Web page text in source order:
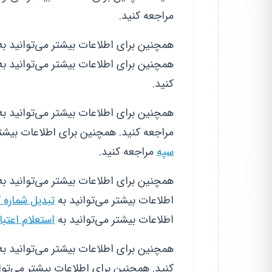
مراجعه کنید.
همچنین برای اطلاعات بیشتر می‌توانید
همچنین برای اطلاعات بیشتر می‌توانید
کنید.
همچنین برای اطلاعات بیشتر می‌توانید
مراجعه کنید. همچنین برای اطلاعات
سپهمراجعه کنید.
همچنین برای اطلاعات بیشتر می‌توانید
اطلاعات بیشتر می‌توانید به تبدیل
اطلاعات بیشتر می‌توانید به استعلام
همچنین برای اطلاعات بیشتر می‌توانید
کنید. همچنین برای اطلاعات بیشتر